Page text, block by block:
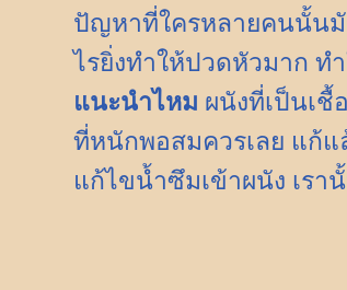
ปัญหาที่ใครหลายคนนั้น
ไรยิ่งทำให้ปวดหัวมาก ท
แนะนำไหม ผนังที่เป็นเ
ที่หนักพอสมควรเลย แก้
แก้ไขน้ำซึมเข้าผนัง เร